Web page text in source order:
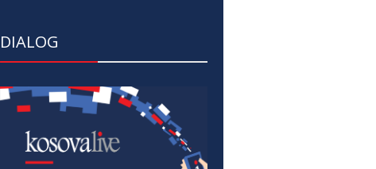
DIALOG